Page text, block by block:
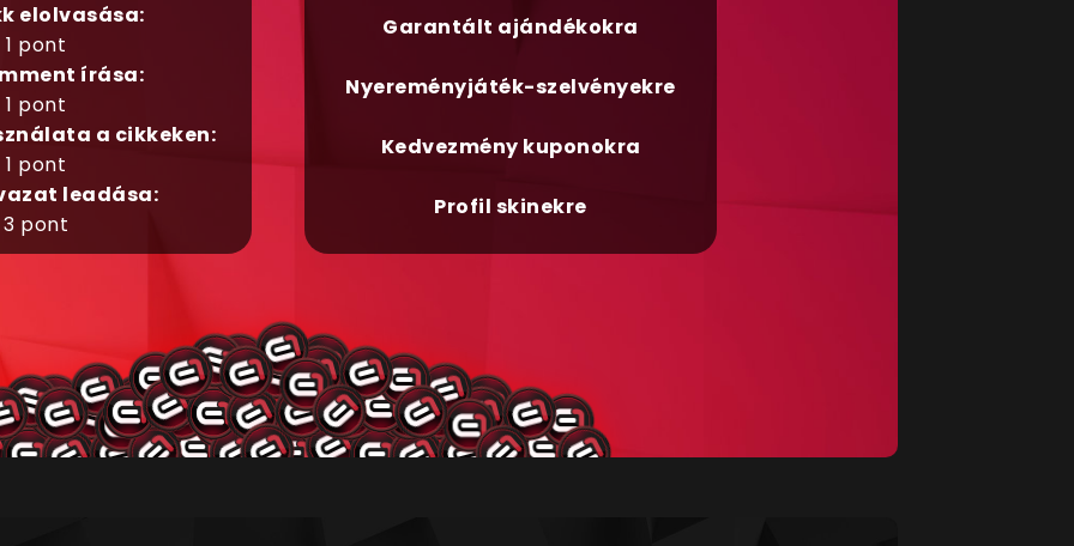
elolvasása:
1 pont
írása:
1 pont
a cikkeken:
1 pont
leadása:
3 pont
Garantált ajándékokra
Nyereményjáték-szelvényekre
Kedvezmény kuponokra
Profil skinekre